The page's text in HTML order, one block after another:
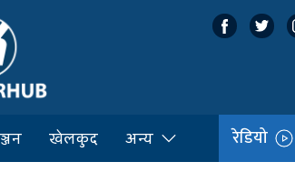
खेलकुद अन्य रेडियो